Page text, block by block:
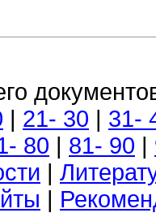
| 21- 30 | 31-
80 | 81- 90 |
|
|